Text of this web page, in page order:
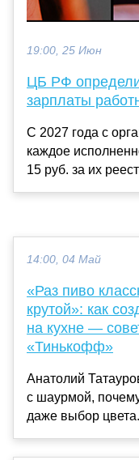
19:00, 25 Июн
ЦБ РФ
зарплаты
С 2027 года с
каждое
15 руб. за их
14:00, 04 Май
«Раз пиво
крутой»: как
на кухне —
«Тинькофф»
Анатолий
с шаурмой,
даже выбор